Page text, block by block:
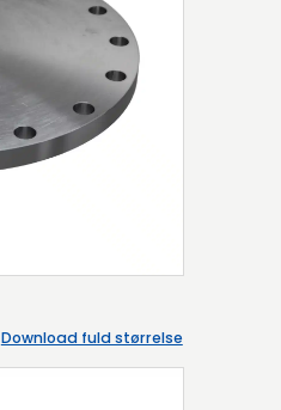
Download fuld størrelse